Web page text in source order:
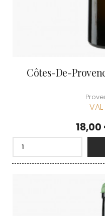
Côtes-De-
VAL
Prix
18,00